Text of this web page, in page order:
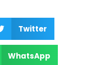
Twitter
WhatsApp